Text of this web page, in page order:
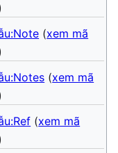
(xem mã
(xem mã
(xem mã